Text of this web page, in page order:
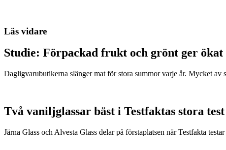
Läs vidare
Studie: Förpackad frukt och grönt ger ökat
Dagligvarubutikerna slänger mat för stora summor varje år. Mycket
Två vaniljglassar bäst i Testfaktas stora test
Järna Glass och Alvesta Glass delar på förstaplatsen när Testfakta